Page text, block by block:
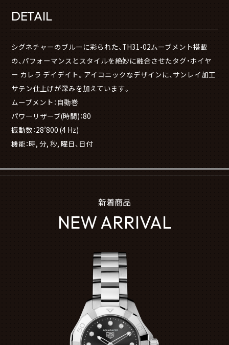
DETAIL
シグネチャーのブルーに彩られた、TH31-02ムーブメント搭載
の、パフォーマンスとスタイルを絶妙に融合させたタグ・ホイヤ
ー カレラ デイデイト。アイコニックなデザインに、サンレイ加工
サテン仕上げが深みを加えています。
ムーブメント：自動巻
パワーリザーブ(時間)：80
振動数：28’800 (4 Hz)
機能：時, 分, 秒, 曜日、日付
新着商品
NEW ARRIVAL